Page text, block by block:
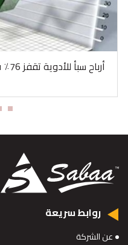
أرباح سبأ للأدوية تقفز 76٪ في النتائج الأولية لعام 2020
روابط سريعة
عن الشركة